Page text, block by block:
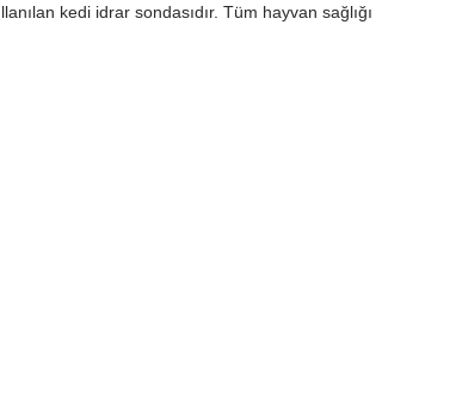
kedi idrar sondasıdır. Tüm hayvan sağlığı